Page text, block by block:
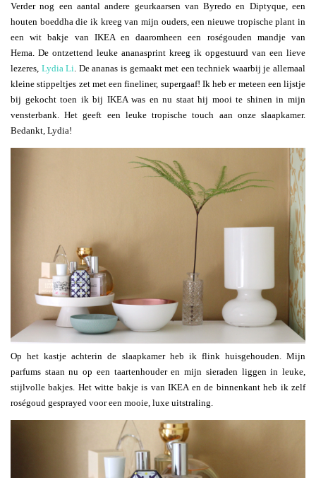
Verder nog een aantal andere geurkaarsen van Byredo en Diptyque, een
houten boeddha die ik kreeg van mijn ouders, een nieuwe tropische plant in
een wit bakje van IKEA en daaromheen een roségouden mandje van
Hema. De ontzettend leuke ananasprint kreeg ik opgestuurd van een lieve
lezeres, Lydia Li. De ananas is gemaakt met een techniek waarbij je allemaal
kleine stippeltjes zet met een fineliner, supergaaf! Ik heb er meteen een lijstje
bij gekocht toen ik bij IKEA was en nu staat hij mooi te shinen in mijn
vensterbank. Het geeft een leuke tropische touch aan onze slaapkamer.
Bedankt, Lydia!
Op het kastje achterin de slaapkamer heb ik flink huisgehouden. Mijn
parfums staan nu op een taartenhouder en mijn sieraden liggen in leuke,
stijlvolle bakjes. Het witte bakje is van IKEA en de binnenkant heb ik zelf
roségoud gesprayed voor een mooie, luxe uitstraling.